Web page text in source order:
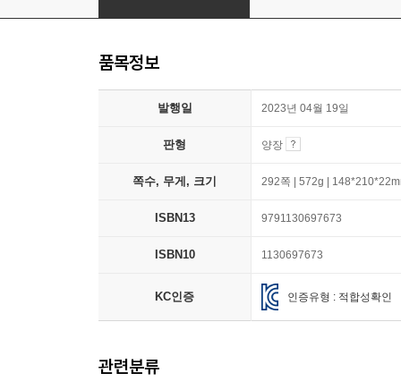
품목정보
발행일 2023년 04월 19일
판형 양장
쪽수, 무게, 크기 292쪽 | 572g |
ISBN13 9791130697673
ISBN10 1130697673
KC인증 인증유형 : 적합성확인
관련분류